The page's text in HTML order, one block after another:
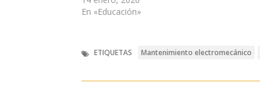
En «Educación»
ETIQUETAS Mantenimiento electromecánico